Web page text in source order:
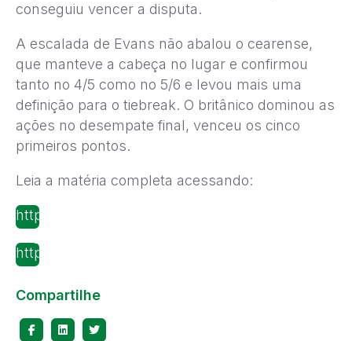
conseguiu vencer a disputa.
A escalada de Evans não abalou o cearense,
que manteve a cabeça no lugar e confirmou
tanto no 4/5 como no 5/6 e levou mais uma
definição para o tiebreak. O britânico dominou as
ações no desempate final, venceu os cinco
primeiros pontos.
Leia a matéria completa acessando:
http://tenisbrasil.uol.com.br/noticias/49447/
http://tenisbrasil.uol.com.br/noticias/49459/
Compartilhe